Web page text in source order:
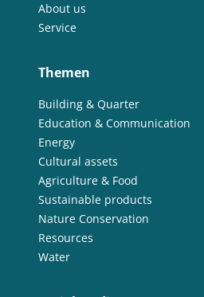
About us
Service
Themen
Building & Quarter
Education & Communication
Energy
Cultural assets
Agriculture & Food
Sustainable products
Nature Conservation
Resources
Water